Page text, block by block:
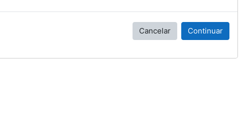
Cancelar Continuar